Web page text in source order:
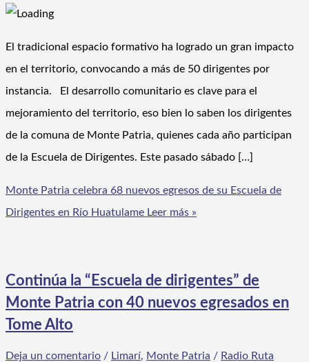
El tradicional espacio formativo ha logrado un gran impacto
en el territorio, convocando a más de 50 dirigentes por
instancia. El desarrollo comunitario es clave para el
mejoramiento del territorio, eso bien lo saben los dirigentes
de la comuna de Monte Patria, quienes cada año participan
de la Escuela de Dirigentes. Este pasado sábado […]
Monte Patria celebra 68 nuevos egresos de su Escuela de
Dirigentes en Río Huatulame Leer más »
Continúa la “Escuela de dirigentes” de
Monte Patria con 40 nuevos egresados en
Tome Alto
Deja un comentario / Limarí, Monte Patria / Radio Ruta